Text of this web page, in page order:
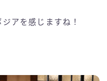
アを感じますね！